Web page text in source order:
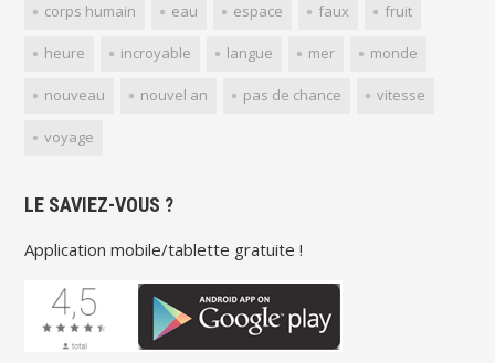
corps humain eau espace faux fruit
heure incroyable langue mer monde
nouveau nouvel an pas de chance vitesse
voyage
LE SAVIEZ-VOUS ?
Application mobile/tablette gratuite !